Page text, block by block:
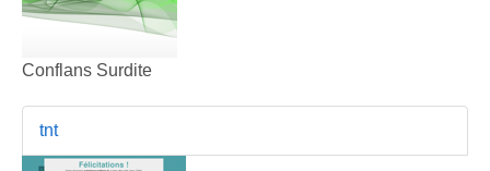
Conflans Surdite
tnt